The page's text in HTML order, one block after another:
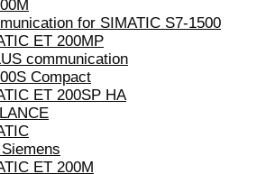
for SIMATIC S7-1500
ET 200MP
communication
Compact
ET 200SP HA
ET 200M